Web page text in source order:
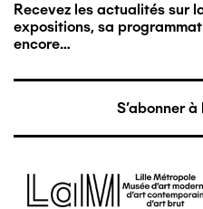
Recevez les actualités sur
expositions, sa
encore…
S'abonner
Image